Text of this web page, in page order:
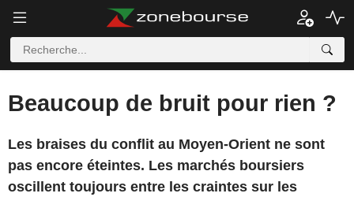
Beaucoup de bruit pour rien ?
Les braises du conflit au Moyen-Orient ne sont
pas encore éteintes. Les marchés boursiers
oscillent toujours entre les craintes sur les